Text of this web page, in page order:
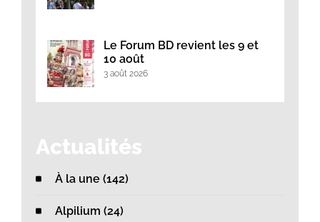
Le Forum BD revient les 9 et
10 août
3 août 2026
Actualités
À la une (142)
Alpilium (24)